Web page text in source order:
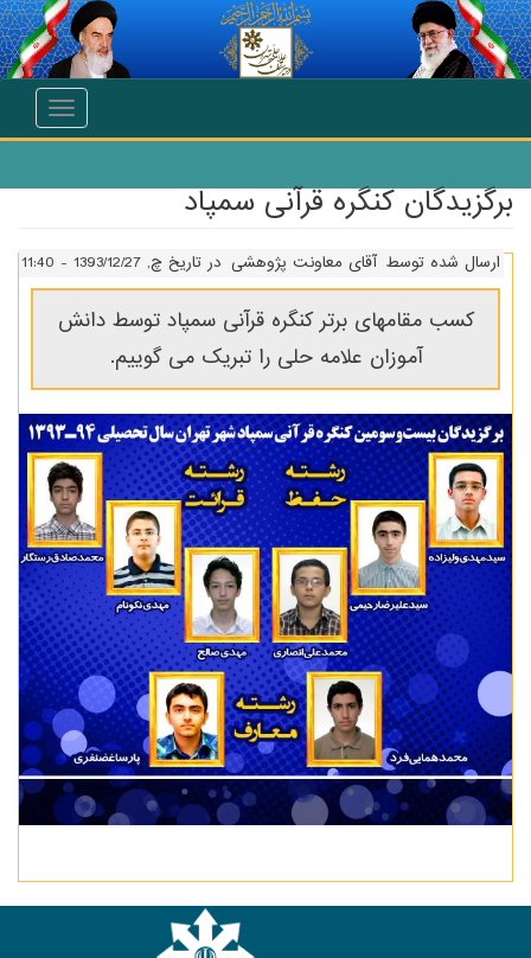
انتقال به محتوای اصلی
Toggle
برگزیدگان کنگره قرآنی سمپاد
ارسال شده توسط آقای معاونت پژوهشی در تاریخ چ, 1393/12/27 - 11:40
کسب مقامهای برتر کنگره قرآنی سمپاد توسط دانش
آموزان علامه حلی را تبریک می گوییم.